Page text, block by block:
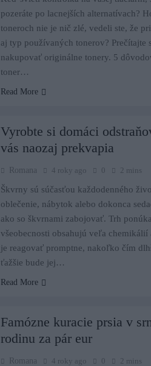
pozeráte po lacnejších alternatívach?
toneroch nie je nič zlé, vedeli ste, že
aj typ používaných tonerov? Prečítajte
nakupovať originálne tonery. 5
toner…
Read More
Vyrobte si domáci
vás naozaj prekvapia
Romana 4 roky ago 0 2 mins
Škvrny sú súčasťou každodenného
oblečenie, nábytok alebo dokonca
ako so škvrnami zabojovať. Trh
všeobecnosti obsahujú veľa
je reagovať promptne, nakoľko čím
ťažšie bude jej…
Read More
Famózne kuracie prsia v
rodinu za pár eur
Romana 4 roky ago 0 2 mins